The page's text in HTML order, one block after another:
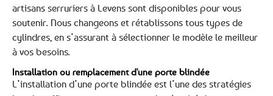
artisans serruriers à Levens sont disponibles pour vous
soutenir. Nous changeons et rétablissons tous types de
cylindres, en s’assurant à sélectionner le modèle le meilleur
à vos besoins.
Installation ou remplacement d'une porte blindée
L’installation d’une porte blindée est l’une des stratégies